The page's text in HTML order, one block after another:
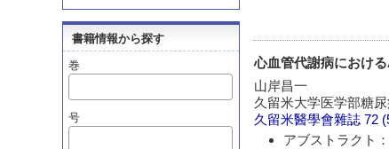
書籍情報から探す
巻
号
心血管代謝病におけ
山岸昌一
久留米大学医学部糖
久留米醫學會雜誌 72
アブストラクト